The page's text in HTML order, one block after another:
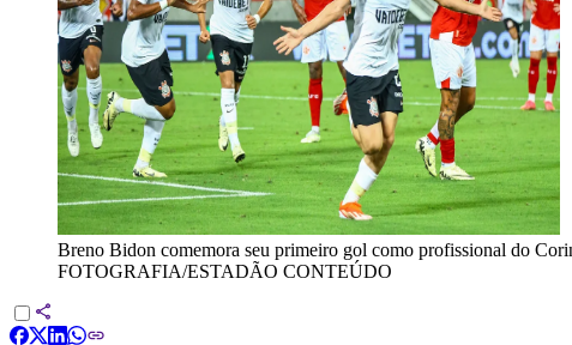
Breno Bidon comemora seu primeiro gol como profissional do
FOTOGRAFIA/ESTADÃO CONTEÚDO